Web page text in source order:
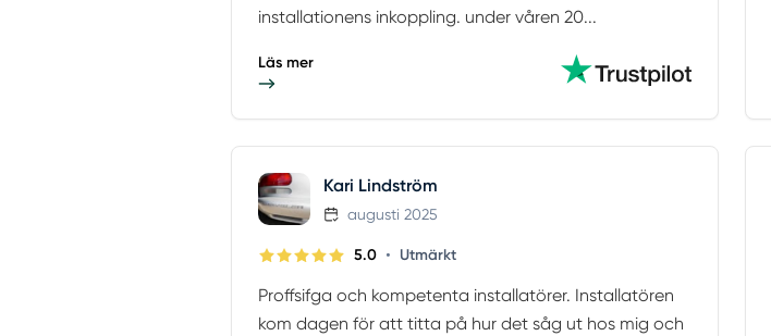
installationens inkoppling. under våren 20...
Läs mer
Kari Lindström
augusti 2025
5.0 • Utmärkt
Proffsifga och kompetenta installatörer. Installatören
kom dagen för att titta på hur det såg ut hos mig och